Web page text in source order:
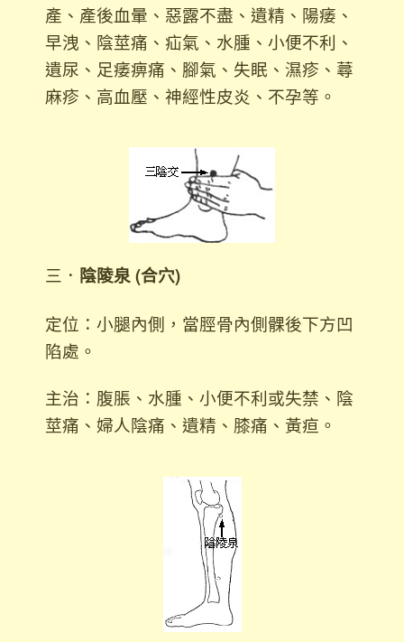
產、產後血暈、 惡露不盡、遺精、陽痿、
早洩、陰莖痛、疝氣、水腫、小便不利、
遺尿、足痿痹痛、腳氣、失眠、濕疹、蕁
麻疹、高血壓、神經性皮炎、不孕等。
三． 陰陵泉 (合穴)
定位：小腿內側，當脛骨內側髁後下方凹
陷處。
主治：腹脹、水腫、小便不利或失禁、陰
莖痛、 婦人陰痛、遺精、膝痛、黃疸。